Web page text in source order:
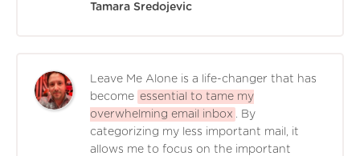
Tamara Sredojevic
Leave Me Alone is a life-changer that has
become essential to tame my
overwhelming email inbox . By
categorizing my less important mail, it
allows me to focus on the important